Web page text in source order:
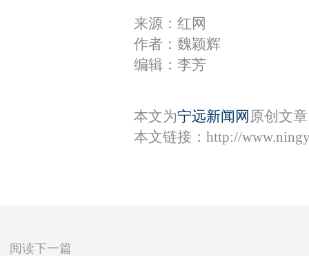
来源：红网
作者：魏颖辉
编辑：李芳
本文为宁远新闻网 原创文
本文链接： http://
阅读下一篇